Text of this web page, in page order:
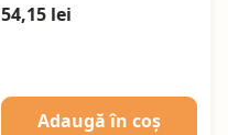
54,15 lei
Adaugă în coș